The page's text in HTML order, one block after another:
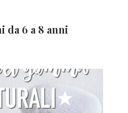
da 6 a 8 anni